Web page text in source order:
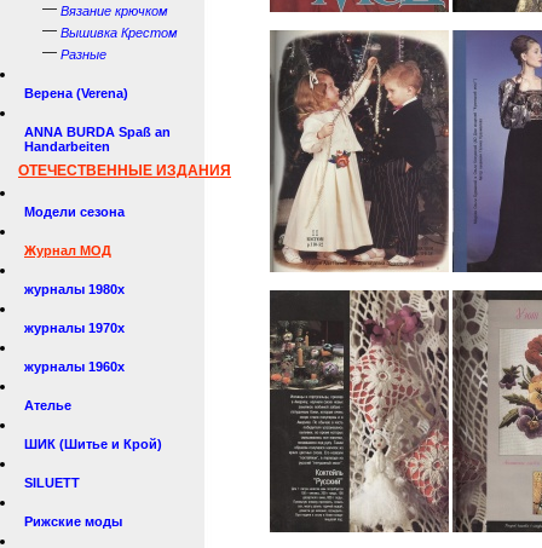
— Вязание крючком
— Вышивка Крестом
— Разные
Верена (Verena)
ANNA BURDA Spaß an
Handarbeiten
ОТЕЧЕСТВЕННЫЕ ИЗДАНИЯ
Модели сезона
Журнал МОД
журналы 1980х
журналы 1970х
журналы 1960х
Ателье
ШИК (Шитье и Крой)
SILUETT
Рижские моды